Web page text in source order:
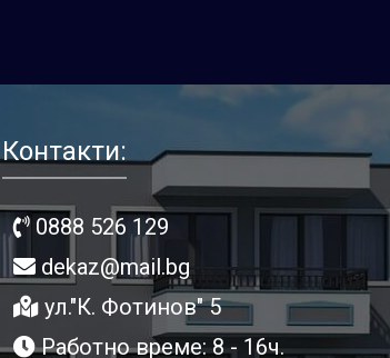
Контакти:
0888 526 129
dekaz@mail.bg
ул."К. Фотинов" 5
Работно време: 8 - 16ч.